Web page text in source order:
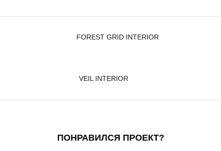
FOREST GRID INTERIOR
VEIL INTERIOR
ПОНРАВИЛСЯ ПРОЕКТ?